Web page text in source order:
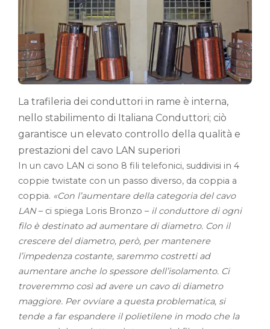
La trafileria dei conduttori in rame è interna,
nello stabilimento di Italiana Conduttori; ciò
garantisce un elevato controllo della qualità e
prestazioni del cavo LAN superiori
In un cavo LAN ci sono 8 fili telefonici, suddivisi in 4
coppie twistate con un passo diverso, da coppia a
coppia. «Con l’aumentare della categoria del cavo
LAN– ci spiega Loris Bronzo – il conduttore di ogni
filo è destinato ad aumentare di diametro. Con il
crescere del diametro, però, per mantenere
l’impedenza costante, saremmo costretti ad
aumentare anche lo spessore dell’isolamento. Ci
troveremmo così ad avere un cavo di diametro
maggiore. Per ovviare a questa problematica, si
tende a far espandere il polietilene in modo che la